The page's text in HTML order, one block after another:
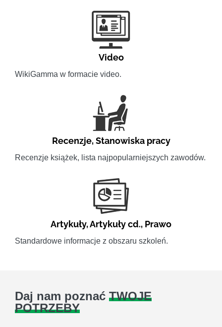
Video
WikiGamma w formacie video.
Recenzje,Stanowiska pracy
Recenzje książek, lista najpopularniejszych zawodów.
Artykuły,Artykuły cd., Prawo
Standardowe informacje z obszaru szkoleń.
Daj nam poznać TWOJE
POTRZEBY